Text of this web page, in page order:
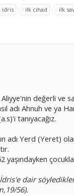
idris ilk cihad ilk
değerli ve
adı Ahnuh ve ya
tanıyacağız.
adı Yerd (Yeret)
yaşındayken
dair
56).